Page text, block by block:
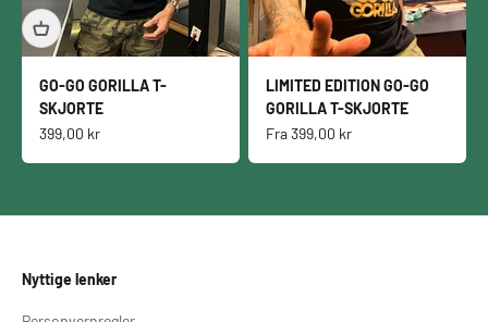
GO-GO GORILLA T-
SKJORTE
Salgspris
399,00 kr
LIMITED EDITION GO-GO
GORILLA T-SKJORTE
Salgspris
Fra399,00 kr
Nyttige lenker